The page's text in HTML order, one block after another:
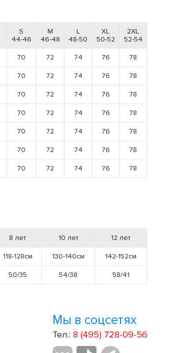
S
44-46
M
46-48
L
48-50
XL
50-52
2XL
52-54
70 72 74 76 78
70 72 74 76 78
70 72 74 76 78
70 72 74 76 78
70 72 74 76 78
70 72 74 76 78
70 72 74 76 78
8 лет 10 лет 12 лет
118-128см 130-140см 142-152см
50/35 54/38 58/41
Мы в соцсетях
Тел.: 8 (495) 728-09-56